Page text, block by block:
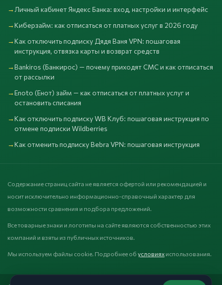
Личный кабинет Яндекс Банка: вход, настройки и интерфейс
Киберзайм: как отписаться от платных услуг в 2026 году
Как отключить подписку Дядя Ваня VPN: пошаговая
инструкция, отвязка карты и возврат средств
Bankiros (Банкирос) — почему приходят СМС и как отписаться
от рассылки
Enoto (Енот) займ — как отписаться от платных услуг и
остановить списания
Как отключить подписку WB Клуб: пошаговая инструкция по
отмене подписки Wildberries
Как отменить подписку Bebra VPN: пошаговая инструкция
Содержание страниц сайта не является офертой или рекомендацией и
носит исключительно информационно-справочный характер для
возможности сравнения и подбора предложений.
Все товарные знаки и логотипы на сайте являются собственностью этих
компаний и взяты из публичных источников.
Мы используем файлы cookie. Подробнее об условиях использования.